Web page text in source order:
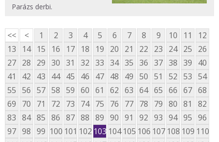
Parázs derbi.
<< < 1 2 3 4 5 6 7 8 9 10 11
12
13
14 15 16 17 18 19 20 21 22 23 24 25
26
27 28 29 30 31 32 33 34 35 36 37 38 39
40
41
42 43 44 45 46 47 48 49 50 51 52 53 54
55 56 57 58 59 60 61 62 63 64 65 66 67 68
69
70 71 72 73 74 75 76 77 78 79 80 81
82
83 84 85 86 87 88 89 90 91 92 93 94 95 96
97 98 99 100 101 102 103 104 105 106 107 108 109 110